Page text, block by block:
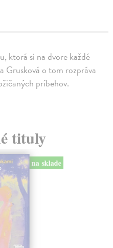
ktorá si na dvore každé
Grusková o tom rozpráva
príbehov.
tituly
na sklade